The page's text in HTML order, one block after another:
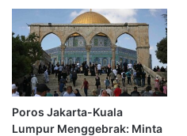
Poros Jakarta-Kuala
Lumpur Menggebrak: Minta